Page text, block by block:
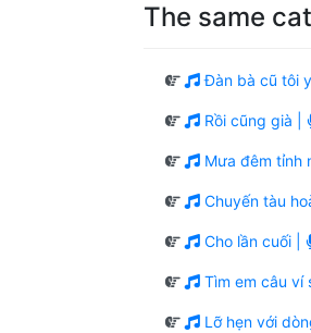
The same
Đàn bà cũ tôi
Rồi cũng già |
Mưa đêm tỉnh
Chuyến tàu
Cho lần cuối |
Tìm em câu ví
Lỡ hẹn với